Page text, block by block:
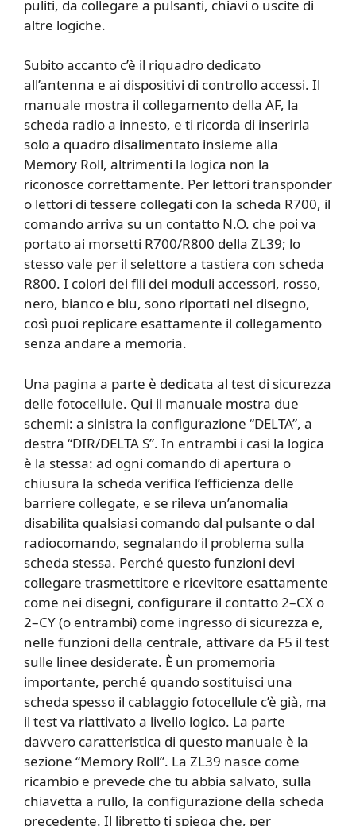
puliti, da collegare a pulsanti, chiavi o uscite di
altre logiche.
Subito accanto c’è il riquadro dedicato
all’antenna e ai dispositivi di controllo accessi. Il
manuale mostra il collegamento della AF, la
scheda radio a innesto, e ti ricorda di inserirla
solo a quadro disalimentato insieme alla
Memory Roll, altrimenti la logica non la
riconosce correttamente. Per lettori transponder
o lettori di tessere collegati con la scheda R700, il
comando arriva su un contatto N.O. che poi va
portato ai morsetti R700/R800 della ZL39; lo
stesso vale per il selettore a tastiera con scheda
R800. I colori dei fili dei moduli accessori, rosso,
nero, bianco e blu, sono riportati nel disegno,
così puoi replicare esattamente il collegamento
senza andare a memoria.
Una pagina a parte è dedicata al test di sicurezza
delle fotocellule. Qui il manuale mostra due
schemi: a sinistra la configurazione “DELTA”, a
destra “DIR/DELTA S”. In entrambi i casi la logica
è la stessa: ad ogni comando di apertura o
chiusura la scheda verifica l’efficienza delle
barriere collegate, e se rileva un’anomalia
disabilita qualsiasi comando dal pulsante o dal
radiocomando, segnalando il problema sulla
scheda stessa. Perché questo funzioni devi
collegare trasmettitore e ricevitore esattamente
come nei disegni, configurare il contatto 2–CX o
2–CY (o entrambi) come ingresso di sicurezza e,
nelle funzioni della centrale, attivare da F5 il test
sulle linee desiderate. È un promemoria
importante, perché quando sostituisci una
scheda spesso il cablaggio fotocellule c’è già, ma
il test va riattivato a livello logico. La parte
davvero caratteristica di questo manuale è la
sezione “Memory Roll”. La ZL39 nasce come
ricambio e prevede che tu abbia salvato, sulla
chiavetta a rullo, la configurazione della scheda
precedente. Il libretto ti spiega che, per